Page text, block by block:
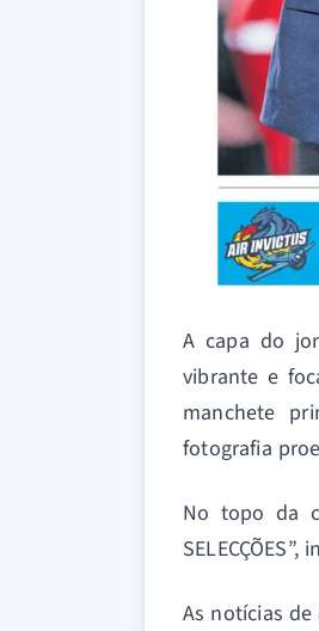
A capa do
vibrante e
manchete
fotografia
No topo da
As notícias